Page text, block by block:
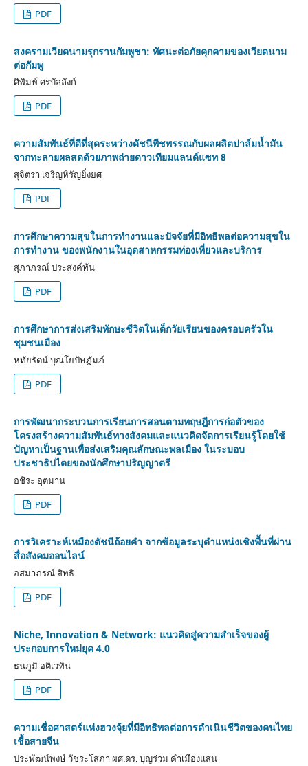
PDF
สงครามเวียดนามรุกรานกัมพูชา: ทัศนะต่อภัยคุกคามของเวียดนาม
ต่อกัมพู
ศิพิมพ์ ศรบัลลังก์
PDF
ความสัมพันธ์ที่ดีที่สุดระหว่างดัชนีพืชพรรณกับผลผลิตปาล์มน้ำมัน
จากทะลายผลสดด้วยภาพถ่ายดาวเทียมแลนด์แซท 8
สุจิตรา เจริญหิรัญยิ่งยศ
PDF
การศึกษาความสุขในการทำงานและปัจจัยที่มีอิทธิพลต่อความสุขใน
การทำงาน ของพนักงานในอุตสาหกรรมท่องเที่ยวและบริการ
สุภาภรณ์ ประสงค์ทัน
PDF
การศึกษาการส่งเสริมทักษะชีวิตในเด็กวัยเรียนของครอบครัวใน
ชุมชนเมือง
หทัยรัตน์ บุณโยปัษฎัมภ์
PDF
การพัฒนากระบวนการเรียนการสอนตามทฤษฎีการก่อตัวของ
โครงสร้างความสัมพันธ์ทางสังคมและแนวคิดจัดการเรียนรู้โดยใช้
ปัญหาเป็นฐานเพื่อส่งเสริมคุณลักษณะพลเมือง ในระบอบ
ประชาธิปไตยของนักศึกษาปริญญาตรี
อชิระ อุตมาน
PDF
การวิเคราะห์เหมืองดัชนีถ้อยคำ จากข้อมูลระบุตำแหน่งเชิงพื้นที่ผ่าน
สื่อสังคมออนไลน์
อสมาภรณ์ สิทธิ
PDF
Niche, Innovation & Network: แนวคิดสู่ความสำเร็จของผู้
ประกอบการใหม่ยุค 4.0
ธนภูมิ อติเวทิน
PDF
ความเชื่อศาสตร์แห่งฮวงจุ้ยที่มีอิทธิพลต่อการดำเนินชีวิตของคนไทย
เชื้อสายจีน
ประพัฒน์พงษ์ วัชระโสภา ผศ.ดร. บุญร่วม คำเมืองแสน